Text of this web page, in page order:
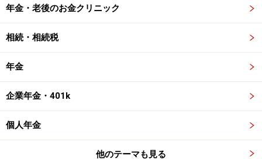
年金・老後のお金クリニック
相続・相続税
年金
企業年金・401k
個人年金
他のテーマも見る